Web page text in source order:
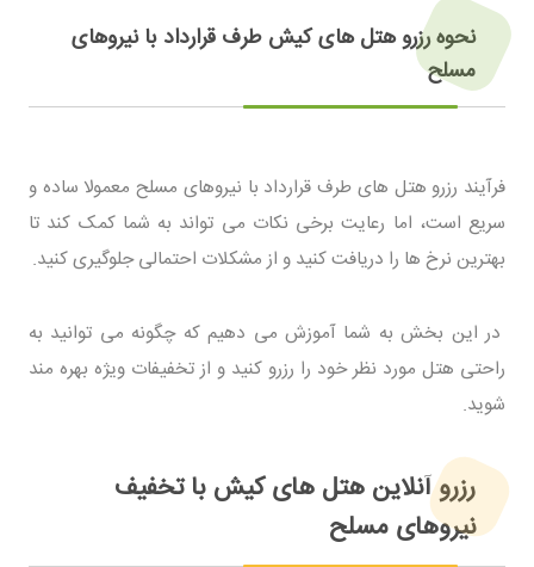
نحوه رزرو هتل های کیش طرف قرارداد با نیروهای
مسلح
فرآیند رزرو هتل های طرف قرارداد با نیروهای مسلح معمولا ساده و
سریع است، اما رعایت برخی نکات می تواند به شما کمک کند تا
بهترین نرخ ها را دریافت کنید و از مشکلات احتمالی جلوگیری کنید.
در این بخش به شما آموزش می دهیم که چگونه می توانید به
راحتی هتل مورد نظر خود را رزرو کنید و از تخفیفات ویژه بهره مند
شوید.
رزرو آنلاین هتل های کیش با تخفیف
نیروهای مسلح